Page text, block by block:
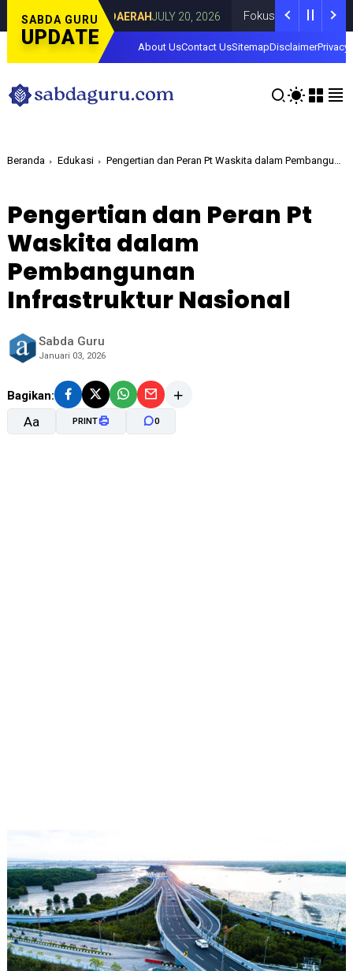
SABDA GURU
UPDATE
DAERAHJULY 20, 2026 Fokus pada Tantangan Akun
About UsContact UsSitemapDisclaimerPrivacy
Beranda Edukasi Pengertian dan Peran Pt Waskita dalam Pembangunan Infrastruktur Nasional
Pengertian dan Peran Pt
Waskita dalam
Pembangunan
Infrastruktur Nasional
Sabda Guru
Januari 03, 2026
Bagikan:
Aa PRINT 0